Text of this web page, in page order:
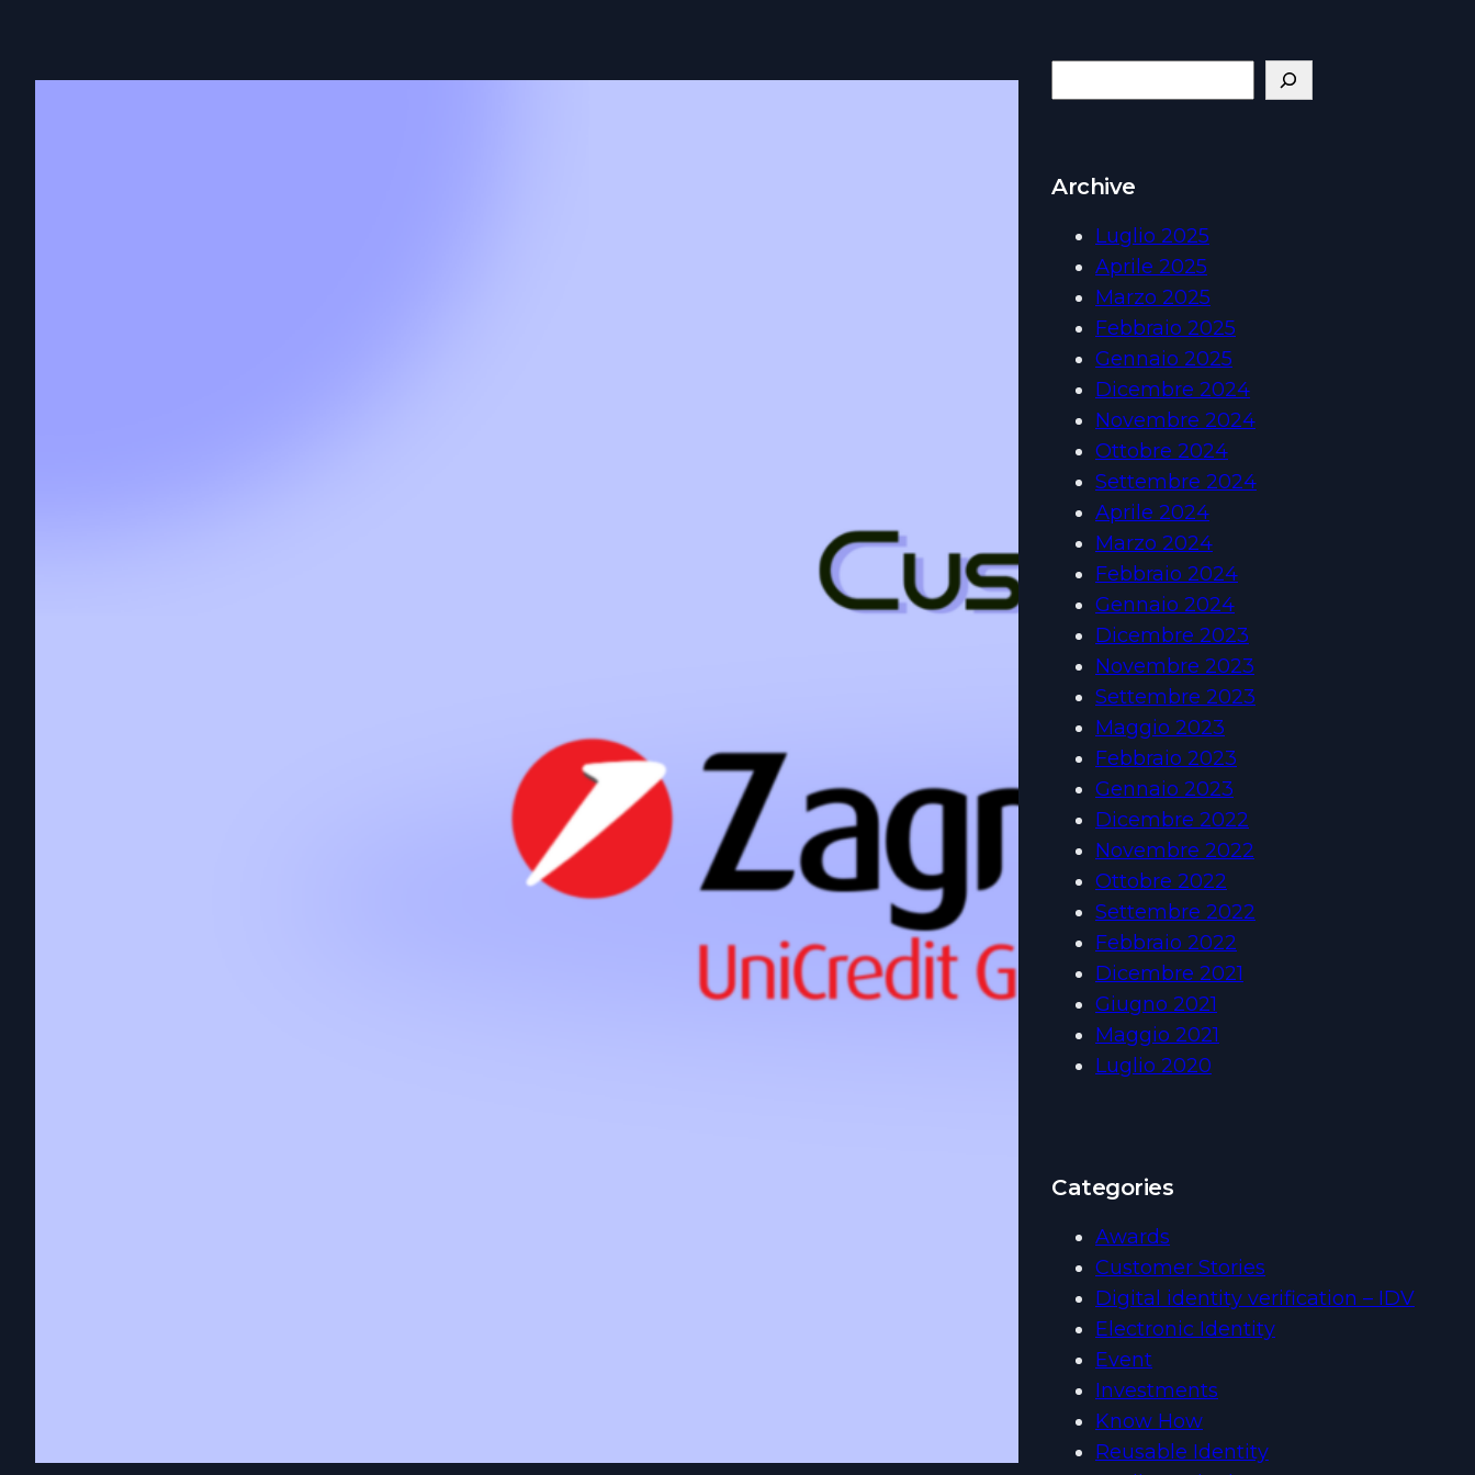
e
c
Archive
Luglio 2025
Aprile 2025
Marzo 2025
Febbraio 2025
Gennaio 2025
Dicembre 2024
Novembre 2024
Ottobre 2024
Settembre 2024
Aprile 2024
Marzo 2024
Febbraio 2024
Gennaio 2024
Dicembre 2023
Novembre 2023
Settembre 2023
Maggio 2023
Febbraio 2023
Gennaio 2023
Dicembre 2022
Novembre 2022
Ottobre 2022
Settembre 2022
Febbraio 2022
Dicembre 2021
Giugno 2021
Maggio 2021
Luglio 2020
Categories
Awards
Customer Stories
Digital identity verification – IDV
Electronic Identity
Event
Investments
Know How
Reusable Identity